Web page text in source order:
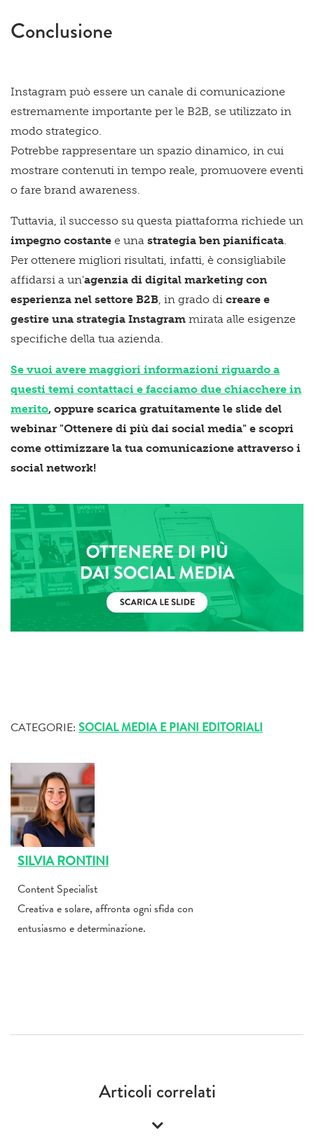
Conclusione
Instagram può essere un canale di comunicazione
estremamente importante per le B2B, se utilizzato in
modo strategico.
Potrebbe rappresentare un spazio dinamico, in cui
mostrare contenuti in tempo reale, promuovere eventi
o fare brand awareness.
Tuttavia, il successo su questa piattaforma richiede un
impegno costante e una strategia ben pianificata
Per ottenere migliori risultati, infatti, è consigliabile
affidarsi a un'agenzia di digital marketing con
esperienza nel settore B2B , in grado di creare e
gestire una strategia Instagram mirata alle esigenze
specifiche della tua azienda.
Se vuoi avere maggiori informazioni riguardo a
questi temi contattaci e facciamo due chiacchere in
merito, oppure scarica gratuitamente le slide del
webinar "Ottenere di più dai social media" e scopri
come ottimizzare la tua comunicazione attraverso i
social network!
CATEGORIE: SOCIAL MEDIA E PIANI EDITORIALI
SILVIA RONTINI
Content Specialist
Creativa e solare, affronta ogni sfida con
entusiasmo e determinazione.
Articoli correlati